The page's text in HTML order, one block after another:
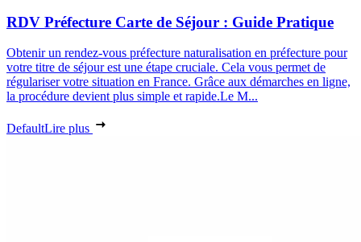
RDV Préfecture Carte de Séjour : Guide Pratique
Obtenir un rendez-vous préfecture naturalisation en préfecture pour
votre titre de séjour est une étape cruciale. Cela vous permet de
régulariser votre situation en France. Grâce aux démarches en ligne,
la procédure devient plus simple et rapide.Le M...
DefaultLire plus